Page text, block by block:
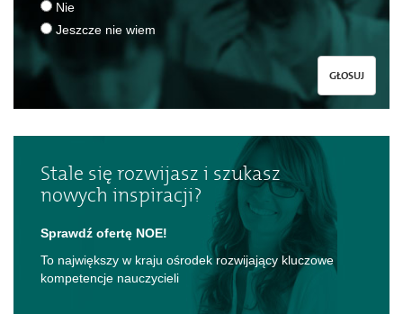
Nie
Jeszcze nie wiem
GŁOSUJ
Stale się rozwijasz i szukasz
nowych inspiracji?
Sprawdź ofertę NOE!
To największy w kraju ośrodek rozwijający kluczowe
kompetencje nauczycieli